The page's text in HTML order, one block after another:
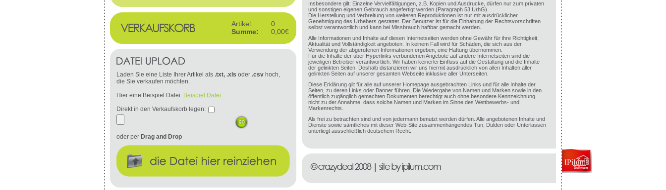
Insbesondere gilt: Einzelne Vervielfältigungen, z.B. Kopien und Ausdrucke, dürfen nur zum privaten
und sonstigen eigenen Gebrauch angefertigt werden (Paragraph 53 UrhG).
Die Herstellung und Verbreitung von weiteren Reproduktionen ist nur mit ausdrücklicher
Genehmigung des Urhebers gestattet. Der Benutzer ist für die Einhaltung der Rechtsvorschriften
selbst verantwortlich und kann bei Missbrauch haftbar gemacht werden.
Alle Informationen und Inhalte auf diesen Internetseiten werden ohne Gewähr für ihre Richtigkeit,
Aktualität und Vollständigkeit angeboten. In keinem Fall wird für Schäden, die sich aus der
Verwendung der abgerufenen Informationen ergeben, eine Haftung übernommen.
Für die Inhalte der über Hyperlinks verbundenen Angebote auf andere Internetseiten sind die
jeweiligen Betreiber verantwortlich. Wir haben keinerlei Einfluss auf die Gestaltung und die Inhalte
der gelinkten Seiten. Deshalb distanzieren wir uns hiermit ausdrücklich von allen Inhalten aller
gelinkten Seiten auf unserer gesamten Webseite inklusive aller Unterseiten.
Diese Erklärung gilt für alle auf unserer Homepage ausgebrachten Links und für alle Inhalte der
Seiten, zu deren Links oder Banner führen. Die Wiedergabe von Namen und Marken sowie in den
öffentlich zugänglich gemachten Dokumenten berechtigt auch ohne besondere Kennzeichnung
nicht zu der Annahme, dass solche Namen und Marken im Sinne des Wettbewerbs- und
Markenrechts.
Als frei zu betrachten sind und von jedermann benutzt werden dürfen. Alle angebotenen Inhalte und
Dienste sowie sämtliches mit dieser Web-Site zusammenhängendes Tun, Dulden oder Unterlassen
unterliegt ausschließlich deutschem Recht.
Artikel:
0
Summe:
0,00€
Laden Sie eine Liste Ihrer Artikel als .txt, .xls oder .csv hoch,
die Sie verkaufen möchten.
Hier eine Beispiel Datei: Beispiel Datei
Direkt in den Verkaufskorb legen:
oder per Drag and Drop